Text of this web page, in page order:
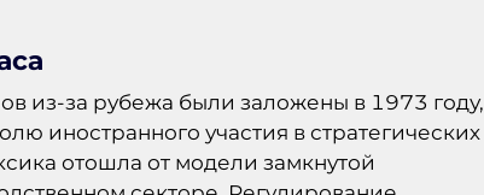
из-за рубежа были заложены в 1973 году,
иностранного участия в стратегических
отошла от модели замкнутой